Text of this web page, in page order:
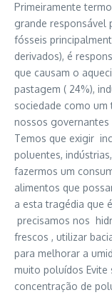
Primeiramente
grande responsável
fósseis
derivados), é
que causam o
pastagem ( 24%),
sociedade como
nossos governantes
Temos que exigir
poluentes,
fazermos um
alimentos que
a esta tragédia que
precisamos nos
frescos , utilizar
para melhorar a
muito poluídos Evite
concentração de